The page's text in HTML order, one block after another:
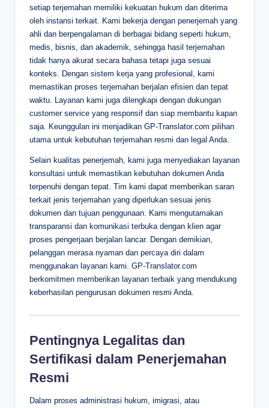
setiap terjemahan memiliki kekuatan hukum dan diterima
oleh instansi terkait. Kami bekerja dengan penerjemah yang
ahli dan berpengalaman di berbagai bidang seperti hukum,
medis, bisnis, dan akademik, sehingga hasil terjemahan
tidak hanya akurat secara bahasa tetapi juga sesuai
konteks. Dengan sistem kerja yang profesional, kami
memastikan proses terjemahan berjalan efisien dan tepat
waktu. Layanan kami juga dilengkapi dengan dukungan
customer service yang responsif dan siap membantu kapan
saja. Keunggulan ini menjadikan GP-Translator.com pilihan
utama untuk kebutuhan terjemahan resmi dan legal Anda.
Selain kualitas penerjemah, kami juga menyediakan layanan
konsultasi untuk memastikan kebutuhan dokumen Anda
terpenuhi dengan tepat. Tim kami dapat memberikan saran
terkait jenis terjemahan yang diperlukan sesuai jenis
dokumen dan tujuan penggunaan. Kami mengutamakan
transparansi dan komunikasi terbuka dengan klien agar
proses pengerjaan berjalan lancar. Dengan demikian,
pelanggan merasa nyaman dan percaya diri dalam
menggunakan layanan kami. GP-Translator.com
berkomitmen memberikan layanan terbaik yang mendukung
keberhasilan pengurusan dokumen resmi Anda.
Pentingnya Legalitas dan
Sertifikasi dalam Penerjemahan
Resmi
Dalam proses administrasi hukum, imigrasi, atau